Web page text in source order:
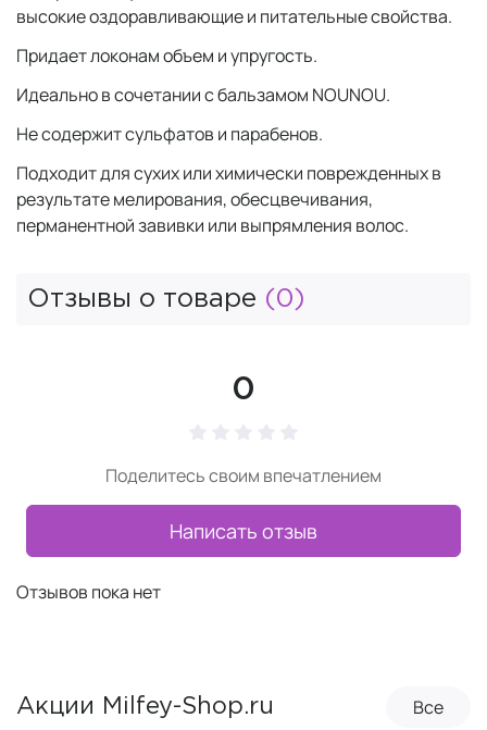
высокие оздоравливающие и питательные свойства.
Придает локонам объем и упругость.
Идеально в сочетании с бальзамом NOUNOU.
Не содержит сульфатов и парабенов.
Подходит для сухих или химически поврежденных в
результате мелирования, обесцвечивания,
перманентной завивки или выпрямления волос.
Отзывы о товаре (0)
0
Поделитесь своим впечатлением
Написать отзыв
Отзывов пока нет
Акции Milfey-Shop.ru Все